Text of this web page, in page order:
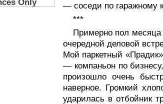
— соседи по гаражному
***
Примерно пол месяца
очередной деловой
Мой паркетный
— компаньон по
произошло очень
наверное. Громкий
ударилась в отбойник